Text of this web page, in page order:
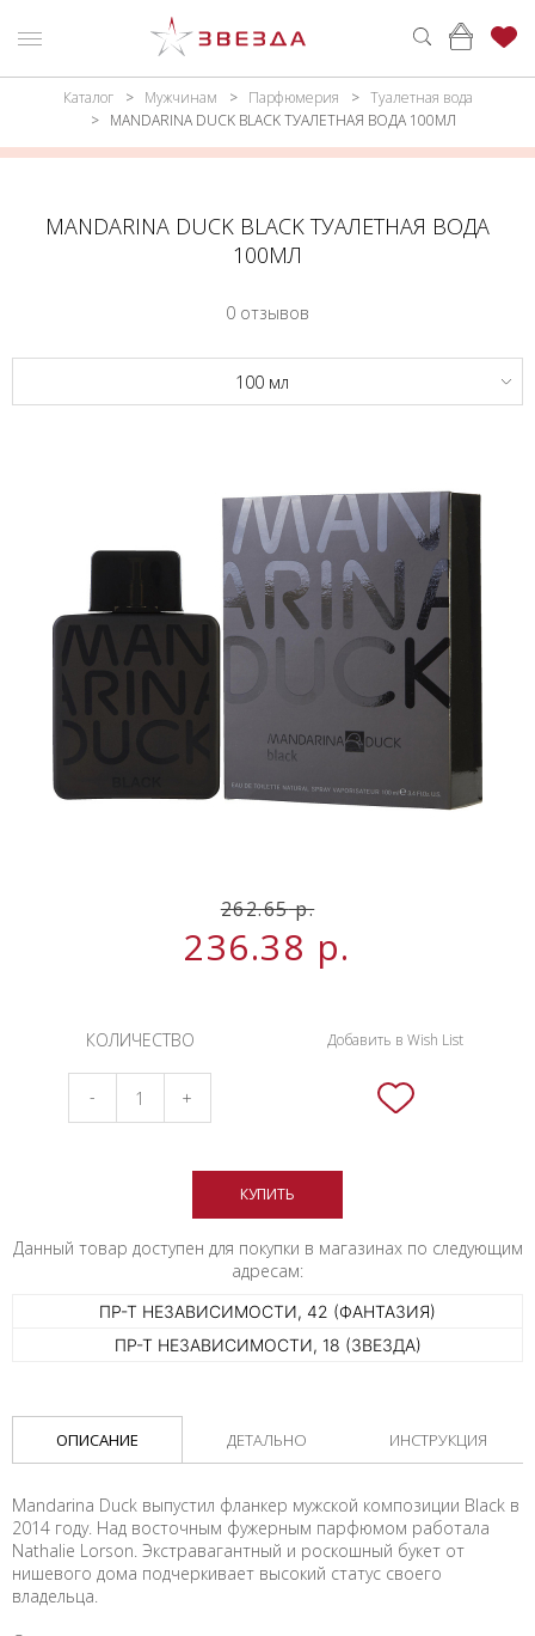
ВОЙТИ
Каталог
МАКИЯЖ
МУЖЧИНАМ
НАБОРЫ
НОВИНКИ
СЕРВИСЫ
Каталог Мужчинам Парфюмерия
Туалетная вода
MANDARINA DUCK BLACK ТУАЛЕТНАЯ ВОДА 100МЛ
MANDARINA DUCK BLACK ТУАЛЕТНАЯ ВОДА
100МЛ
0 отзывов
100 мл
262.65р.
236.38 р.
КОЛИЧЕСТВО
- +
КУПИТЬ
Добавить в Wish List
Данный товар доступен для покупки в магазинах по следующим
адресам:
ПР-Т НЕЗАВИСИМОСТИ, 42 (ФАНТАЗИЯ)
ПР-Т НЕЗАВИСИМОСТИ, 18 (ЗВЕЗДА)
ОПИСАНИЕ ДЕТАЛЬНО ИНСТРУКЦИЯ
Mandarina Duck выпустил фланкер мужской композиции Black в
2014 году. Над восточным фужерным парфюмом работала
Nathalie Lorson. Экстравагантный и роскошный букет от
нишевого дома подчеркивает высокий статус своего
владельца.